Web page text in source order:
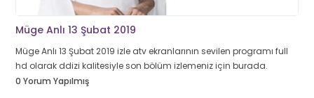
Müge Anlı 13 Şubat 2019
Müge Anlı 13 Şubat 2019 izle atv ekranlarının sevilen programı full
hd olarak ddizi kalitesiyle son bölüm izlemeniz için burada.
0 Yorum Yapılmış